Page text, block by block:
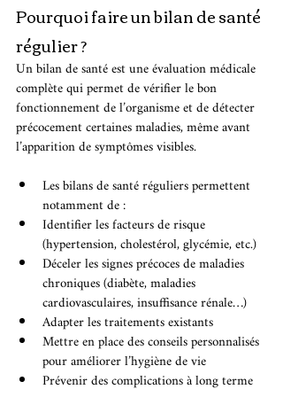
Pourquoi faire un bilan de santé
régulier ?
Un bilan de santé est une évaluation médicale
complète qui permet de vérifier le bon
fonctionnement de l’organisme et de détecter
précocement certaines maladies, même avant
l’apparition de symptômes visibles.
Les bilans de santé réguliers permettent
notamment de :
Identifier les facteurs de risque
(hypertension, cholestérol, glycémie, etc.)
Déceler les signes précoces de maladies
chroniques (diabète, maladies
cardiovasculaires, insuffisance rénale…)
Adapter les traitements existants
Mettre en place des conseils personnalisés
pour améliorer l’hygiène de vie
Prévenir des complications à long terme